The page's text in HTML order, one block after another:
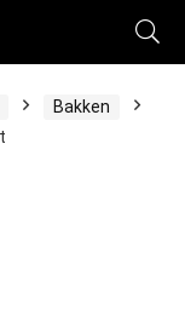
Bakken